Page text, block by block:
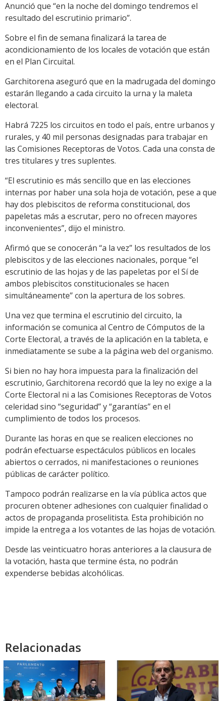
Anunció que “en la noche del domingo tendremos el
resultado del escrutinio primario”.
Sobre el fin de semana finalizará la tarea de
acondicionamiento de los locales de votación que están
en el Plan Circuital.
Garchitorena aseguró que en la madrugada del domingo
estarán llegando a cada circuito la urna y la maleta
electoral.
Habrá 7225 los circuitos en todo el país, entre urbanos y
rurales, y 40 mil personas designadas para trabajar en
las Comisiones Receptoras de Votos. Cada una consta de
tres titulares y tres suplentes.
“El escrutinio es más sencillo que en las elecciones
internas por haber una sola hoja de votación, pese a que
hay dos plebiscitos de reforma constitucional, dos
papeletas más a escrutar, pero no ofrecen mayores
inconvenientes”, dijo el ministro.
Afirmó que se conocerán “a la vez” los resultados de los
plebiscitos y de las elecciones nacionales, porque “el
escrutinio de las hojas y de las papeletas por el Sí de
ambos plebiscitos constitucionales se hacen
simultáneamente” con la apertura de los sobres.
Una vez que termina el escrutinio del circuito, la
información se comunica al Centro de Cómputos de la
Corte Electoral, a través de la aplicación en la tableta, e
inmediatamente se sube a la página web del organismo.
Si bien no hay hora impuesta para la finalización del
escrutinio, Garchitorena recordó que la ley no exige a la
Corte Electoral ni a las Comisiones Receptoras de Votos
celeridad sino “seguridad” y “garantías” en el
cumplimiento de todos los procesos.
Durante las horas en que se realicen elecciones no
podrán efectuarse espectáculos públicos en locales
abiertos o cerrados, ni manifestaciones o reuniones
públicas de carácter político.
Tampoco podrán realizarse en la vía pública actos que
procuren obtener adhesiones con cualquier finalidad o
actos de propaganda proselitista. Esta prohibición no
impide la entrega a los votantes de las hojas de votación.
Desde las veinticuatro horas anteriores a la clausura de
la votación, hasta que termine ésta, no podrán
expenderse bebidas alcohólicas.
Relacionadas